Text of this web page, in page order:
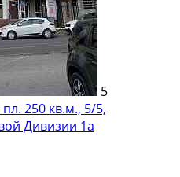
5
250 кв.м., 5/5,
Дивизии 1а